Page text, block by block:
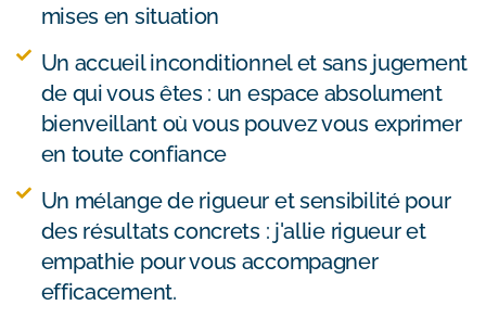
mises en situation
Un accueil inconditionnel et sans jugement
de qui vous êtes : un espace absolument
bienveillant où vous pouvez vous exprimer
en toute confiance
Un mélange de rigueur et sensibilité pour
des résultats concrets : j'allie rigueur et
empathie pour vous accompagner
efficacement.